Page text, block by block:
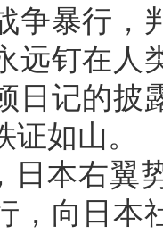
争暴行，
远钉在人
日记的披
如山。
日本右翼
，向日本